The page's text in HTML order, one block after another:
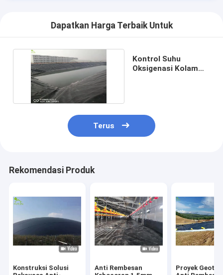
Dapatkan Harga Terbaik Untuk
Kontrol Suhu
Oksigenasi Kolam
Terus
Rekomendasi Produk
Konstruksi Solusi
Anti Rembesan
Proyek